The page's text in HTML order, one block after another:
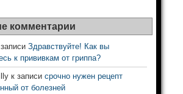
комментарии
Здравствуйте! Как вы
к прививкам от гриппа?
к записи срочно нужен рецепт
от болезней